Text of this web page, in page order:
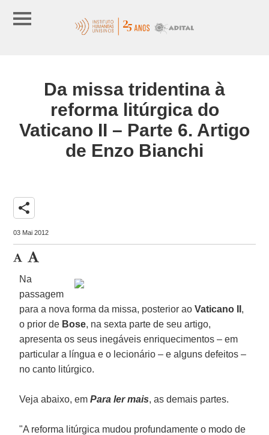
Da missa tridentina à
reforma litúrgica do
Vaticano II – Parte 6. Artigo
de Enzo Bianchi
share
03 Mai 2012
Na
passagem
para a nova forma da missa, posterior aoVaticano II ,
o prior de Bose, na sexta parte de seu artigo,
apresenta os seus inegáveis enriquecimentos – em
particular a língua e o lecionário – e alguns defeitos –
no canto litúrgico.
Veja abaixo, emPara ler mais, as demais partes.
"A reforma litúrgica mudou profundamente o modo de